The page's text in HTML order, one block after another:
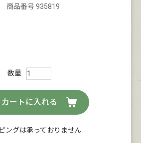
商品番号 935819
カートに入れる
ングは承っておりません